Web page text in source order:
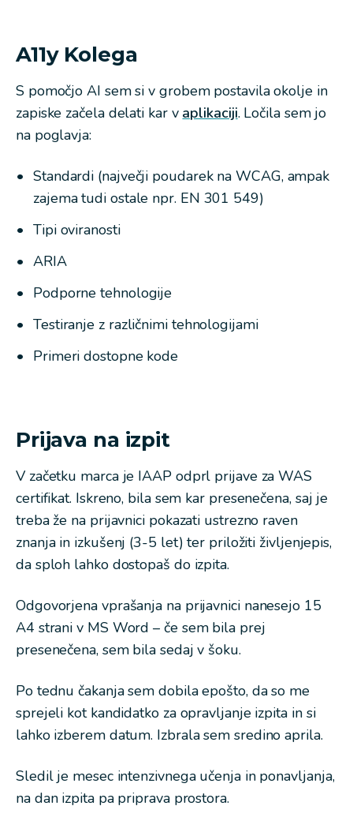
A11y Kolega
S pomočjo AI sem si v grobem postavila okolje in
zapiske začela delati kar v aplikaciji. Ločila sem jo
na poglavja:
Standardi (največji poudarek na WCAG, ampak
zajema tudi ostale npr. EN 301 549)
Tipi oviranosti
ARIA
Podporne tehnologije
Testiranje z različnimi tehnologijami
Primeri dostopne kode
Prijava na izpit
V začetku marca je IAAP odprl prijave za WAS
certifikat. Iskreno, bila sem kar presenečena, saj je
treba že na prijavnici pokazati ustrezno raven
znanja in izkušenj (3-5 let) ter priložiti življenjepis,
da sploh lahko dostopaš do izpita.
Odgovorjena vprašanja na prijavnici nanesejo 15
A4 strani v MS Word – če sem bila prej
presenečena, sem bila sedaj v šoku.
Po tednu čakanja sem dobila epošto, da so me
sprejeli kot kandidatko za opravljanje izpita in si
lahko izberem datum. Izbrala sem sredino aprila.
Sledil je mesec intenzivnega učenja in ponavljanja,
na dan izpita pa priprava prostora.